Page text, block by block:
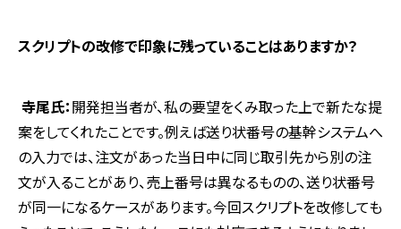
――スクリプトの改修で印象に残っていることはありますか？
寺尾氏：開発担当者が、私の要望をくみ取った上で新たな提
案をしてくれたことです。例えば送り状番号の基幹システムへ
の入力では、注文があった当日中に同じ取引先から別の注
文が入ることがあり、売上番号は異なるものの、送り状番号
が同一になるケースがあります。今回スクリプトを改修しても